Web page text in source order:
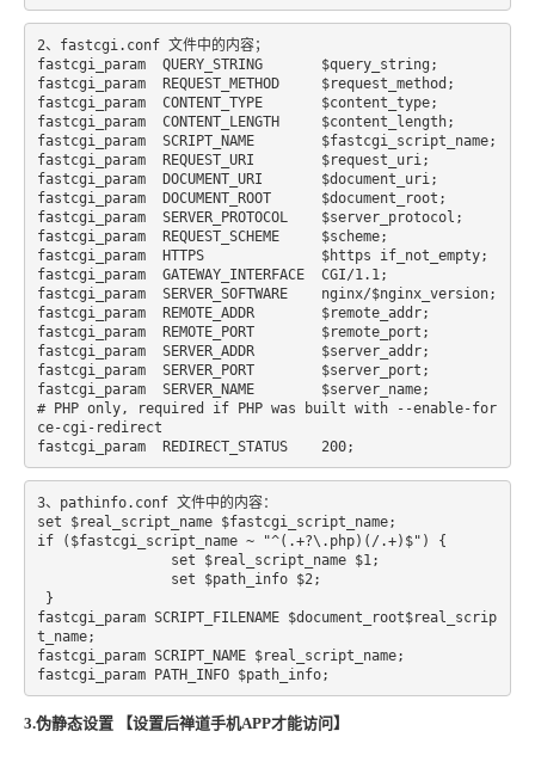
2、fastcgi.conf 文件中的内容；
fastcgi_param  QUERY_STRING       $query_string;
fastcgi_param  REQUEST_METHOD     $request_method;
fastcgi_param  CONTENT_TYPE       $content_type;
fastcgi_param  CONTENT_LENGTH     $content_length;
fastcgi_param  SCRIPT_NAME        $fastcgi_script_name;
fastcgi_param  REQUEST_URI        $request_uri;
fastcgi_param  DOCUMENT_URI       $document_uri;
fastcgi_param  DOCUMENT_ROOT      $document_root;
fastcgi_param  SERVER_PROTOCOL    $server_protocol;
fastcgi_param  REQUEST_SCHEME     $scheme;
fastcgi_param  HTTPS              $https if_not_empty;
fastcgi_param  GATEWAY_INTERFACE  CGI/1.1;
fastcgi_param  SERVER_SOFTWARE    nginx/$nginx_version;
fastcgi_param  REMOTE_ADDR        $remote_addr;
fastcgi_param  REMOTE_PORT        $remote_port;
fastcgi_param  SERVER_ADDR        $server_addr;
fastcgi_param  SERVER_PORT        $server_port;
fastcgi_param  SERVER_NAME        $server_name;
# PHP only, required if PHP was built with --enable-for
ce-cgi-redirect
3、pathinfo.conf 文件中的内容：
set $real_script_name $fastcgi_script_name;
if ($fastcgi_script_name ~ "^(.+?\.php)(/.+)$") {
fastcgi_param SCRIPT_FILENAME $document_root$real_scrip
t_name;
fastcgi_param SCRIPT_NAME $real_script_name;
fastcgi_param PATH_INFO $path_info;
3.伪静态设置 【设置后禅道手机APP才能访问】